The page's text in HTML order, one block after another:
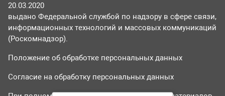
20.03.2020
выдано Федеральной службой по надзору в сфере связи,
информационных технологий и массовых коммуникаций
(Роскомнадзор).
Положение об обработке персональных данных
Согласие на обработку персональных данных